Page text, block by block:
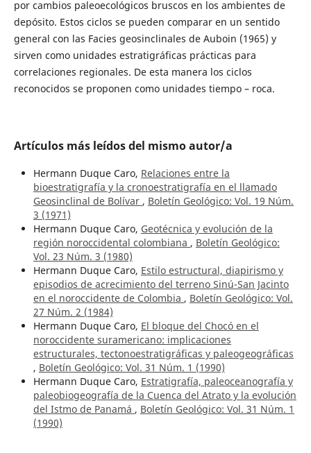
por cambios paleoecológicos bruscos en los ambientes de
depósito. Estos ciclos se pueden comparar en un sentido
general con las Facies geosinclinales de Auboin (1965) y
sirven como unidades estratigráficas prácticas para
correlaciones regionales. De esta manera los ciclos
reconocidos se proponen como unidades tiempo – roca.
Artículos más leídos del mismo autor/a
Hermann Duque Caro, Relaciones entre la
bioestratigrafía y la cronoestratigrafía en el llamado
Geosinclinal de Bolívar , Boletín Geológico: Vol. 19 Núm.
3 (1971)
Hermann Duque Caro, Geotécnica y evolución de la
región noroccidental colombiana , Boletín Geológico:
Vol. 23 Núm. 3 (1980)
Hermann Duque Caro, Estilo estructural, diapirismo y
episodios de acrecimiento del terreno Sinú-San Jacinto
en el noroccidente de Colombia , Boletín Geológico: Vol.
27 Núm. 2 (1984)
Hermann Duque Caro, El bloque del Chocó en el
noroccidente suramericano: implicaciones
estructurales, tectonoestratigráficas y paleogeográficas
, Boletín Geológico: Vol. 31 Núm. 1 (1990)
Hermann Duque Caro, Estratigrafía, paleoceanografía y
paleobiogeografía de la Cuenca del Atrato y la evolución
del Istmo de Panamá , Boletín Geológico: Vol. 31 Núm. 1
(1990)